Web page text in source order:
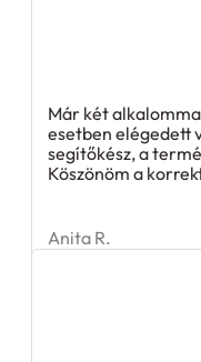
Már két
esetben elégedett
segítőkész, a
Köszönöm a
Anita R.